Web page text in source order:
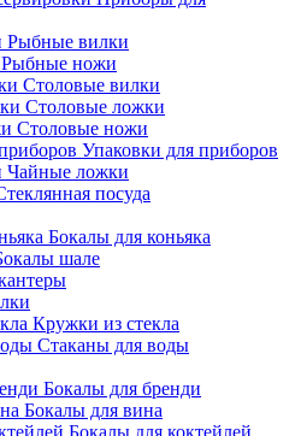
Рыбные вилки
Рыбные ножи
Столовые вилки
Столовые ложки
Столовые ножи
Упаковки для приборов
Чайные ложки
посуда
Бокалы для коньяка
шале
Кружки из стекла
Стаканы для воды
Бокалы для бренди
Бокалы для вина
Бокалы для коктейлей